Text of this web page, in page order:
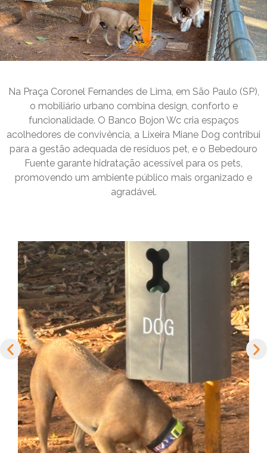
Na Praça Coronel Fernandes de Lima, em São Paulo (SP),
o mobiliário urbano combina design, conforto e
funcionalidade. O Banco Bojon Wc cria espaços
acolhedores de convivência, a Lixeira Miane Dog contribui
para a gestão adequada de resíduos pet, e o Bebedouro
Fuente garante hidratação acessível para os pets,
promovendo um ambiente público mais organizado e
agradável.